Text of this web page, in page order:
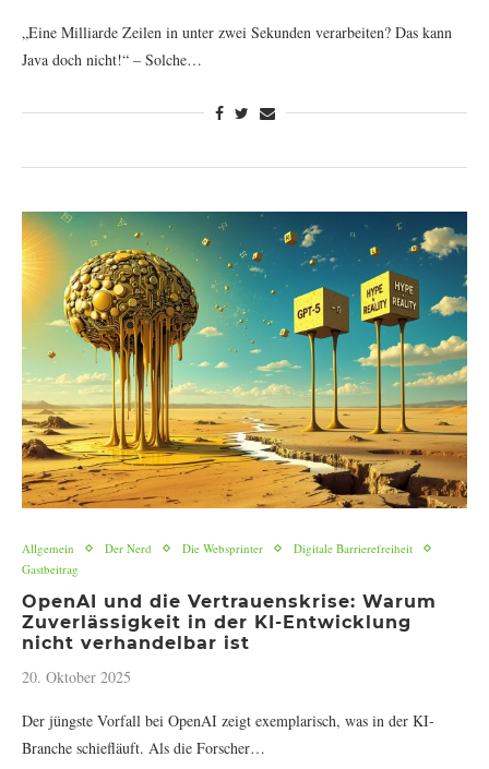
„Eine Milliarde Zeilen in unter zwei Sekunden verarbeiten? Das kann
Java doch nicht!“ – Solche…
Allgemein Der Nerd Die Websprinter
Digitale Barrierefreiheit
Gastbeitrag
OpenAI und die Vertrauenskrise: Warum
Zuverlässigkeit in der KI-Entwicklung
nicht verhandelbar ist
20. Oktober 2025
Der jüngste Vorfall bei OpenAI zeigt exemplarisch, was in der KI-
Branche schiefläuft. Als die Forscher…